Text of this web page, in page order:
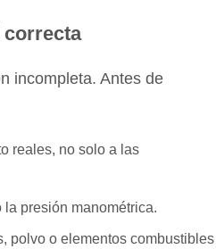
correcta
incompleta. Antes de
reales, no solo a las
presión manométrica.
polvo o elementos combustibles